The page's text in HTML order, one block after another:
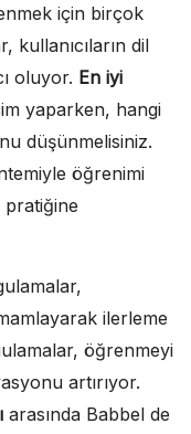
için birçok
kullanıcıların dil
oluyor. En iyi
yaparken, hangi
düşünmelisiniz.
öğrenimi
pratiğine
ilerleme
öğrenmeyi
artırıyor.
arasında Babbel de